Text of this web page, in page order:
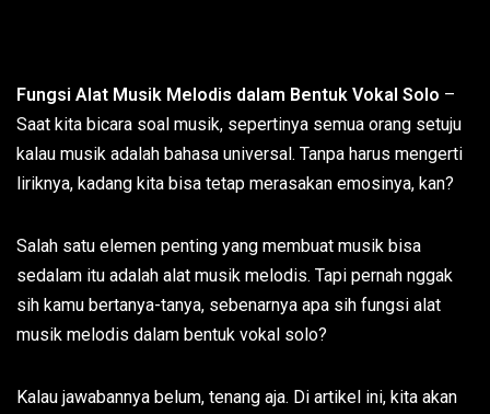
Fungsi Alat Musik Melodis dalam Bentuk Vokal Solo –
Saat kita bicara soal musik, sepertinya semua orang setuju
kalau musik adalah bahasa universal. Tanpa harus mengerti
liriknya, kadang kita bisa tetap merasakan emosinya, kan?
Salah satu elemen penting yang membuat musik bisa
sedalam itu adalah alat musik melodis. Tapi pernah nggak
sih kamu bertanya-tanya, sebenarnya apa sih fungsi alat
musik melodis dalam bentuk vokal solo?
Kalau jawabannya belum, tenang aja. Di artikel ini, kita akan